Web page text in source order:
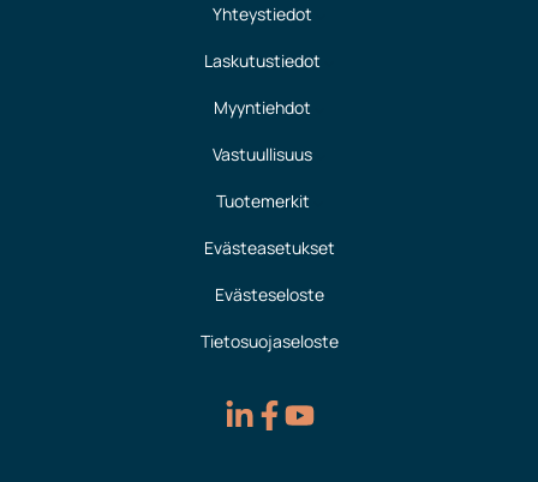
Yhteystiedot
Laskutustiedot
Myyntiehdot
Vastuullisuus
Tuotemerkit
Evästeasetukset
Evästeseloste
Tietosuojaseloste